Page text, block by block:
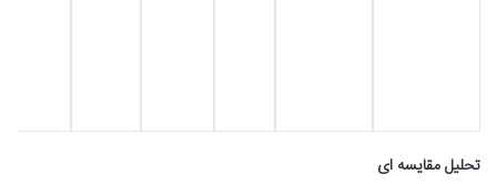
تحلیل مقایسه ای